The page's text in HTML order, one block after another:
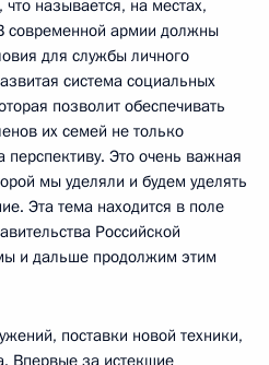
называется, на местах,
современной армии должны
для службы личного
система социальных
позволит обеспечивать
их семей не только
перспективу. Это очень важная
мы уделяли и будем уделять
Эта тема находится в поле
Российской
и дальше продолжим этим
поставки новой техники,
Впервые за истекшие